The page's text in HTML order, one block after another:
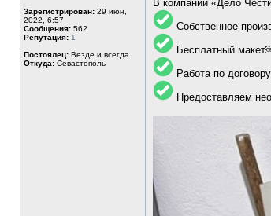
Зарегистрирован: 29 июн,
2022, 6:57
Сообщения: 562
Репутация: 1
Постоялец: Везде и всегда
Откуда: Севастополь
В компании «Дело
Собственное
Бесплатный
Работа по
Предоставляем